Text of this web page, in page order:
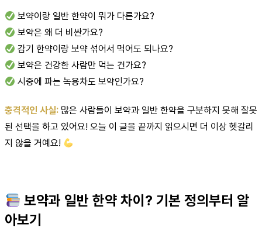
보약이랑 일반 한약이 뭐가 다른가요?
보약은 왜 더 비싼가요?
감기 한약이랑 보약 섞어서 먹어도 되나요?
보약은 건강한 사람만 먹는 건가요?
시중에 파는 녹용차도 보약인가요?
충격적인 사실: 많은 사람들이 보약과 일반 한약을 구분하지 못해 잘못
된 선택을 하고 있어요! 오늘 이 글을 끝까지 읽으시면 더 이상 헷갈리
지 않을 거예요!
보약과 일반 한약 차이? 기본 정의부터 알
아보기